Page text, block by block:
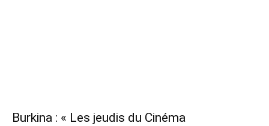
Burkina : « Les jeudis du Cinéma